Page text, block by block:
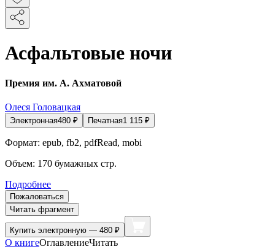
Асфальтовые ночи
Премия им. А. Ахматовой
Олеся Головацкая
Электронная480 ₽ Печатная1 115 ₽
Формат: epub, fb2, pdfRead, mobi
Объем: 170 бумажных стр.
Подробнее
Пожаловаться
Читать фрагмент
Купить электронную — 480 ₽
О книгеОглавлениеЧитать